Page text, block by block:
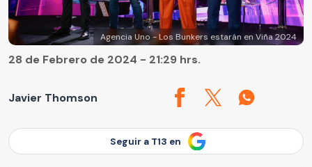
Agencia Uno - Los Bunkers estarán en Viña 2024
Javier Thomson
28 de Febrero de 2024 - 21:29 hrs.
Seguir a T13 en